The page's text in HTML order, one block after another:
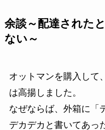
余談～配達された
ない～
オットマンを購入して
は高揚しました。
なぜならば、外箱に
デカデカと書いてあっ